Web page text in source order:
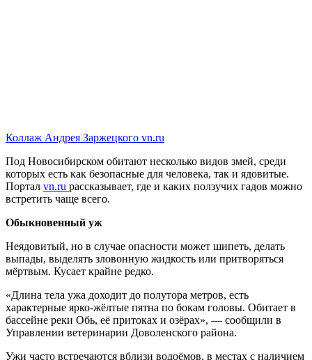
Коллаж Андрея Заржецкого vn.ru
Под Новосибирском обитают несколько видов змей, среди
которых есть как безопасные для человека, так и ядовитые.
Портал vn.ru рассказывает, где и каких ползучих гадов можно
встретить чаще всего.
Обыкновенный уж
Неядовитый, но в случае опасности может шипеть, делать
выпады, выделять зловонную жидкость или притворяться
мёртвым. Кусает крайне редко.
«Длина тела ужа доходит до полутора метров, есть
характерные ярко-жёлтые пятна по бокам головы. Обитает в
бассейне реки Обь, её притоках и озёрах», — сообщили в
Управлении ветеринарии Доволенского района.
Ужи часто встречаются вблизи водоёмов, в местах с наличием